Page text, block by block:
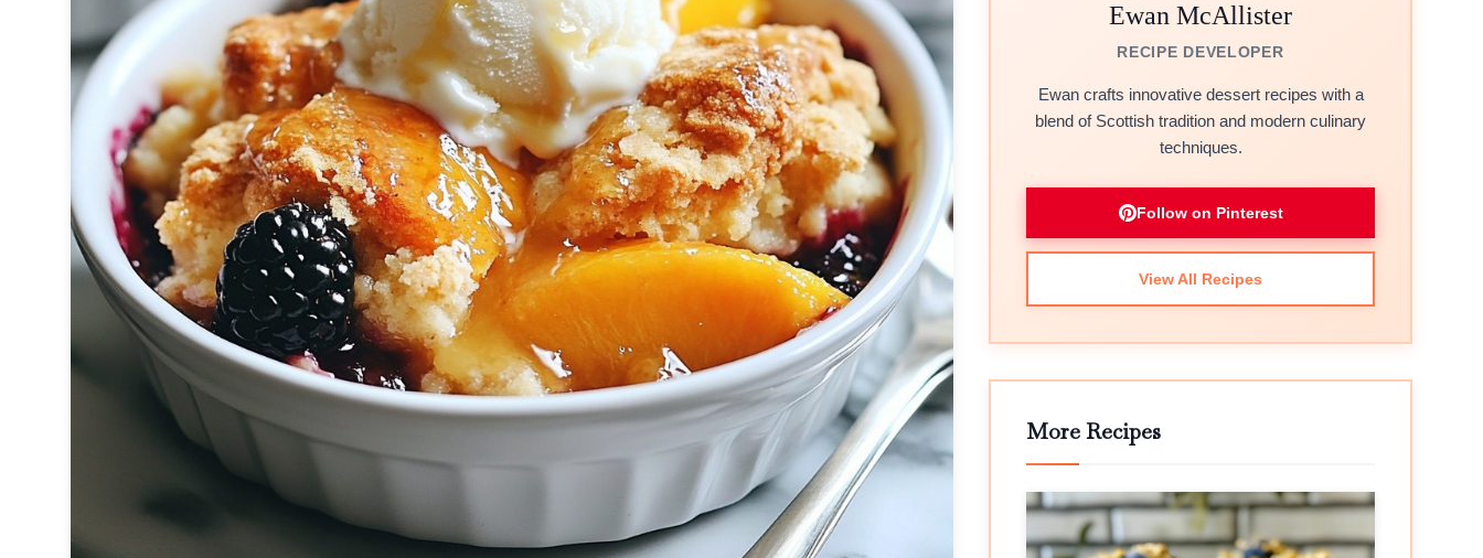
Ewan McAllister
RECIPE DEVELOPER
Ewan crafts innovative dessert recipes with a
blend of Scottish tradition and modern culinary
techniques.
Follow on Pinterest
View All Recipes
More Recipes